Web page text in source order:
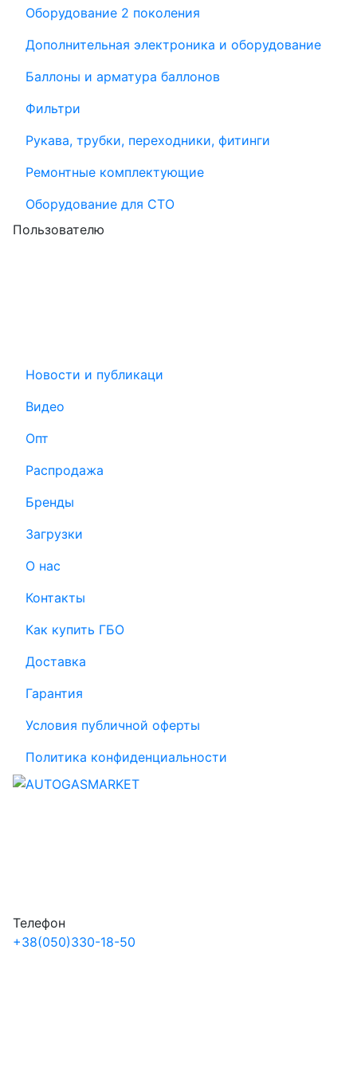
Оборудование 2 поколения
Дополнительная электроника и оборудование
Баллоны и арматура баллонов
Фильтри
Рукава, трубки, переходники, фитинги
Ремонтные комплектующие
Оборудование для СТО
Пользователю
Новости и публикаци
Видео
Опт
Распродажа
Бренды
Загрузки
О нас
Контакты
Как купить ГБО
Доставка
Гарантия
Условия публичной оферты
Политика конфиденциальности
Телефон
+38(050)330-18-50